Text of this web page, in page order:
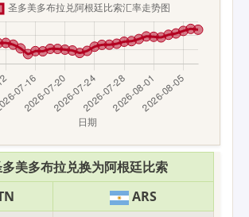
美多布拉兑换为阿根廷比索
ARS